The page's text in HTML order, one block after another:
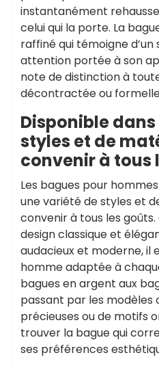
instantanément
celui qui la porte. La
raffiné qui témoigne d’un
attention portée à son
note de distinction à
décontractée ou
Disponible
styles et de
convenir à tous
Les bagues pour
une variété de styles et
convenir à tous les
design classique et
audacieux et moderne, il
homme adaptée à
bagues en argent aux
passant par les modèles
précieuses ou de motifs
trouver la bague qui
ses préférences